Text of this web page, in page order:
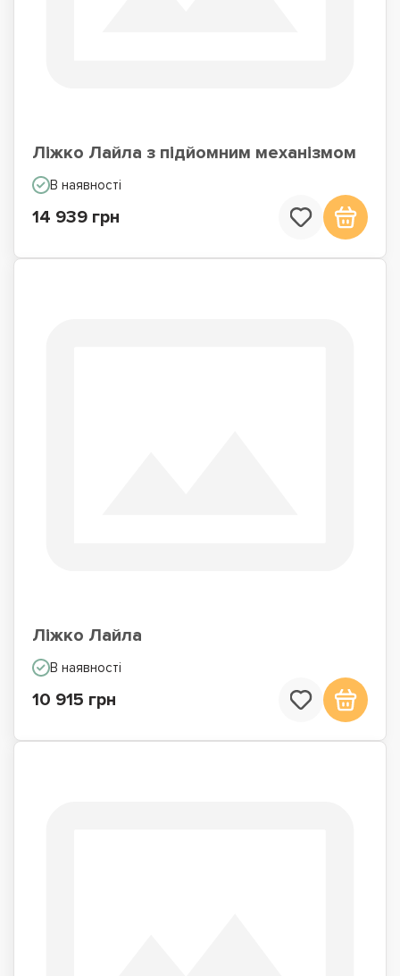
Ліжко Лайла з підйомним механізмом
В наявності
14 939 грн
Ліжко Лайла
В наявності
10 915 грн